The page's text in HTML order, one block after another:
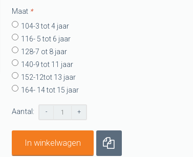
*
Maat
104-3 tot 4 jaar
116- 5 tot 6 jaar
128-7 ot 8 jaar
140-9 tot 11 jaar
152-12tot 13 jaar
164- 14 tot 15 jaar
Aantal: - +
In winkelwagen